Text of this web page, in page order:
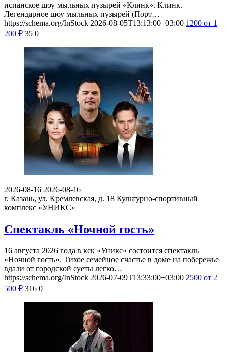
испанское шоу мыльных пузырей «Клинк». Клинк.
Легендарное шоу мыльных пузырей (Порт…
https://schema.org/InStock 2026-08-05T13:13:00+03:00 1200 от 1
200 ₽ 35 0
2026-08-16 2026-08-16
г. Казань, ул. Кремлевская, д. 18 Культурно-спортивный
комплекс «УНИКС»
Спектакль «Ночной гость»
16 августа 2026 года в кск «Уникс» состоится спектакль
«Ночной гость». Тихое семейное счастье в доме на побережье
вдали от городской суеты легко…
https://schema.org/InStock 2026-07-09T13:33:00+03:00 2500 от 2
500 ₽ 316 0